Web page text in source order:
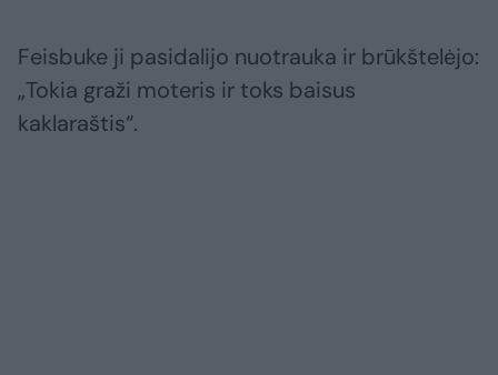
Feisbuke ji pasidalijo nuotrauka ir brūkštelėjo:
„Tokia graži moteris ir toks baisus
kaklaraštis“.